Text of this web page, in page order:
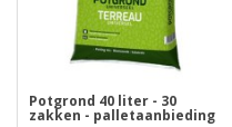
Potgrond 40 liter - 30
zakken - palletaanbieding